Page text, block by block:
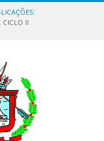
CICLO II